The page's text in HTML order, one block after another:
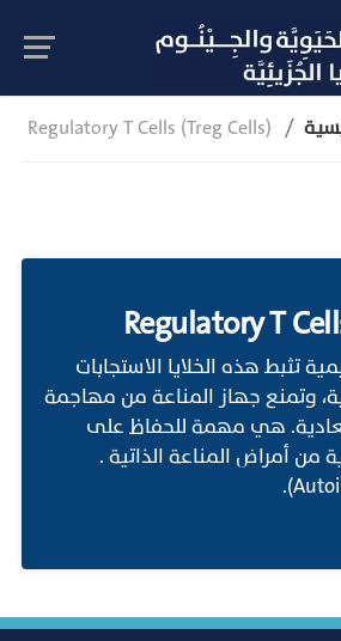
Regulatory T Cells (Treg Cells)
Regulatory T
تثبط هذه الخلايا الاستجابات
وتمنع جهاز المناعة من مهاجمة
هي مهمة للحفاظ على
من أمراض المناعة الذاتية .